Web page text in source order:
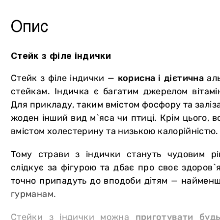
Опис
Стейк з філе індички
Стейк з філе індички — корисна і дієтична
стейкам. Індичка є багатим джерелом
Для прикладу, таким вмістом фосфору та
жоден інший вид м`яса чи птиці. Крім цього,
вмістом холестерину та низькою калорійністю.
Тому страви з індички стануть чудовим
слідкує за фігурою та дбає про своє
точно припадуть до вподоби дітям —
гурманам.
Стейки з індички можна приготувати